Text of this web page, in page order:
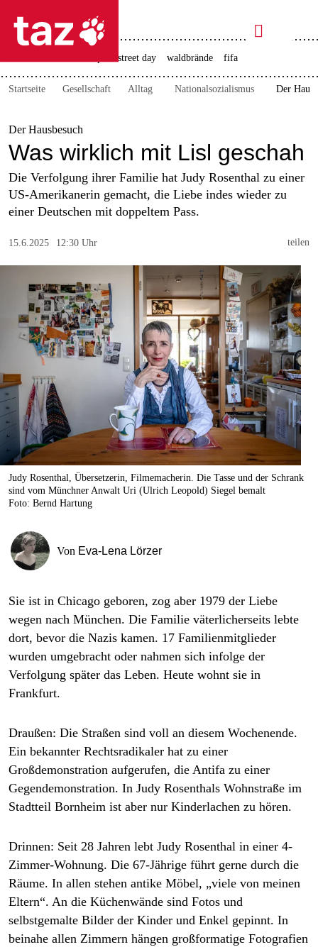
 taz zahl ich
taz zahl ich
themen
politik
öko
sport
berlin
nord
wahrheit
verlag
verlag
veranstaltungen
shop
unterstützen
epaper login

taz zahl ich
christopher street day waldbrände fifa
Startseite Gesellschaft Alltag Nationalsozialismus Der
Der Hausbesuch
Was wirklich mit Lisl geschah
Die Verfolgung ihrer Familie hat Judy Rosenthal zu einer
US-Amerikanerin gemacht, die Liebe indes wieder zu
einer Deutschen mit doppeltem Pass.
15.6.2025 12:30 Uhr teilen
Judy Rosenthal, Übersetzerin, Filmemacherin. Die Tasse und der Schrank
sind vom Münchner Anwalt Uri (Ulrich Leopold) Siegel bemalt
Foto: Bernd Hartung
Von Eva-Lena Lörzer
Sie ist in Chicago geboren, zog aber 1979 der Liebe
wegen nach München. Die Familie väterlicherseits lebte
dort, bevor die Nazis kamen. 17 Familienmitglieder
wurden umgebracht oder nahmen sich infolge der
Verfolgung später das Leben. Heute wohnt sie in
Frankfurt.
Draußen: Die Straßen sind voll an diesem Wochenende.
Ein bekannter Rechtsradikaler hat zu einer
Großdemonstration ­aufgerufen, die Antifa zu einer
Gegendemonstration. In Judy Rosenthals Wohnstraße im
Stadtteil Bornheim ist aber nur Kinderlachen zu hören.
Drinnen: Seit 28 Jahren lebt Judy Rosenthal in einer 4-
Zimmer-Wohnung. Die 67-Jährige führt gerne durch die
Räume. In allen stehen antike Möbel, „viele von meinen
Eltern“. An die Küchenwände sind Fotos und
selbstgemalte Bilder der Kinder und Enkel gepinnt. In
beinahe allen Zimmern hängen großformatige Fotografien